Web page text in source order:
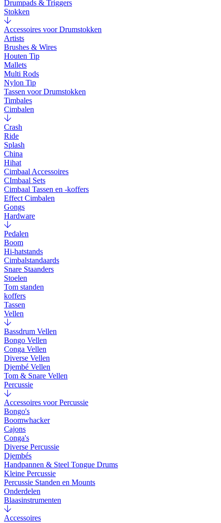
Drumpads & Triggers
Stokken
Accessoires voor Drumstokken
Artists
Brushes & Wires
Houten Tip
Mallets
Multi Rods
Nylon Tip
Tassen voor Drumstokken
Timbales
Cimbalen
Crash
Ride
Splash
China
Hihat
Cimbaal Accessoires
CImbaal Sets
Cimbaal Tassen en -koffers
Effect Cimbalen
Gongs
Hardware
Pedalen
Boom
Hi-hatstands
Cimbalstandaards
Snare Staanders
Stoelen
Tom standen
koffers
Tassen
Vellen
Bassdrum Vellen
Bongo Vellen
Conga Vellen
Diverse Vellen
Djembé Vellen
Tom & Snare Vellen
Percussie
Accessoires voor Percussie
Bongo's
Boomwhacker
Cajons
Conga's
Diverse Percussie
Djembés
Handpannen & Steel Tongue Drums
Kleine Percussie
Percussie Standen en Mounts
Onderdelen
Blaasinstrumenten
Accessoires